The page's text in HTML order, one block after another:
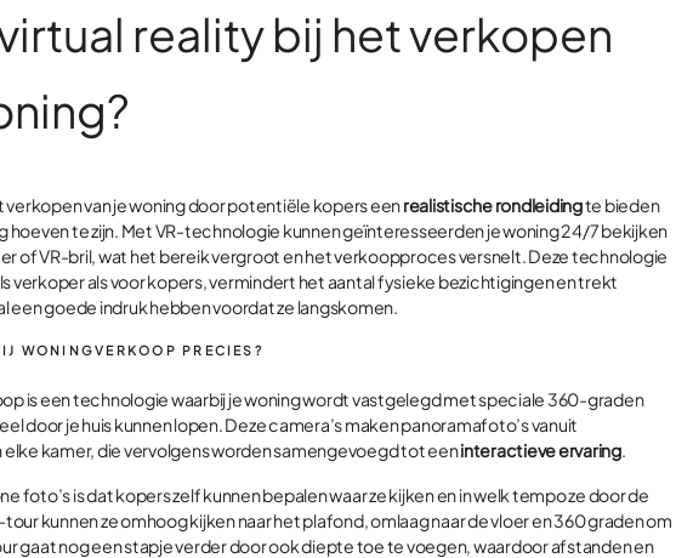
reality bij het verkopen
verkopen van je woning door potentiële kopers eenrealistische rondleidingte bieden
hoeven te zijn. Met VR-technologie kunnen geïnteresseerden je woning 24/7 bekijken
of VR-bril, wat het bereik vergroot en het verkoopproces versnelt. Deze technologie
verkoper als voor kopers, vermindert het aantal fysieke bezichtigingen en trekt
een goede indruk hebben voordat ze langskomen.
WONINGVERKOOP PRECIES?
is een technologie waarbij je woning wordt vastgelegd met speciale 360-graden
door je huis kunnen lopen. Deze camera’s maken panoramafoto’s vanuit
kamer, die vervolgens worden samengevoegd tot eeninteractieve ervaring.
foto’s is dat kopers zelf kunnen bepalen waar ze kijken en in welk tempo ze door de
kunnen ze omhoog kijken naar het plafond, omlaag naar de vloer en 360 graden om
gaat nog een stapje verder door ook diepte toe te voegen, waardoor afstanden en